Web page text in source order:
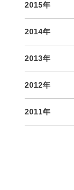
2015年
2014年
2013年
2012年
2011年